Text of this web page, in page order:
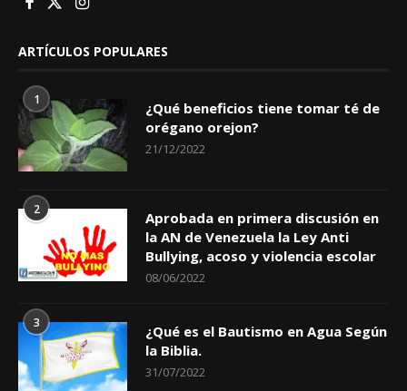
ARTÍCULOS POPULARES
1
¿Qué beneficios tiene tomar té de
orégano orejon?
21/12/2022
2
Aprobada en primera discusión en
la AN de Venezuela la Ley Anti
Bullying, acoso y violencia escolar
08/06/2022
3
¿Qué es el Bautismo en Agua Según
la Biblia.
31/07/2022